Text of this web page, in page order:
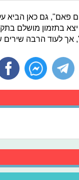
פאם", גם כאן הביא
בתזמון מושלם
אך לעוד הרבה